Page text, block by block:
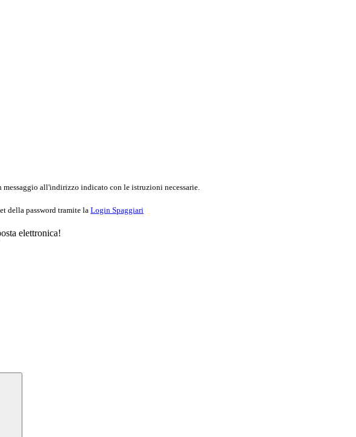
messaggio all'indirizzo indicato con le istruzioni necessarie.
della password tramite la Login Spaggiari
elettronica!